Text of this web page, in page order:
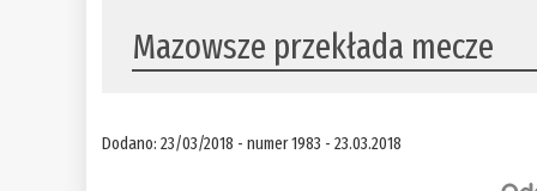
​Mazowsze przekłada mecze
Dodano: 23/03/2018 - numer 1983 - 23.03.2018